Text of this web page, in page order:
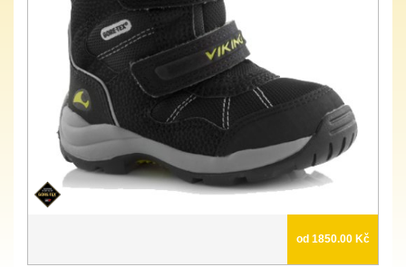
od 1850.00 Kč